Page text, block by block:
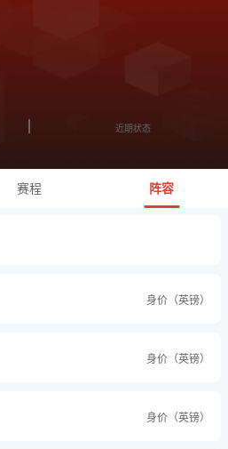
近期状态
赛程 阵容
身价（英镑）
身价（英镑）
身价（英镑）